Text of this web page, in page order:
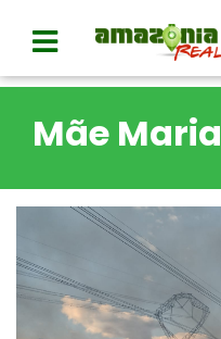
Mãe Maria